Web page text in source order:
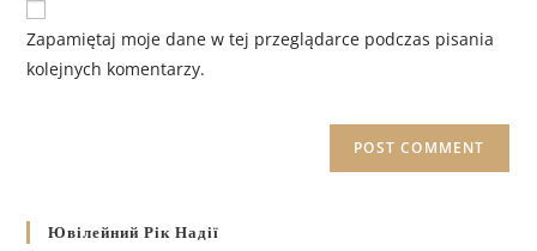
Zapamiętaj moje dane w tej przeglądarce podczas pisania
kolejnych komentarzy.
Ювілейний Рік Надії